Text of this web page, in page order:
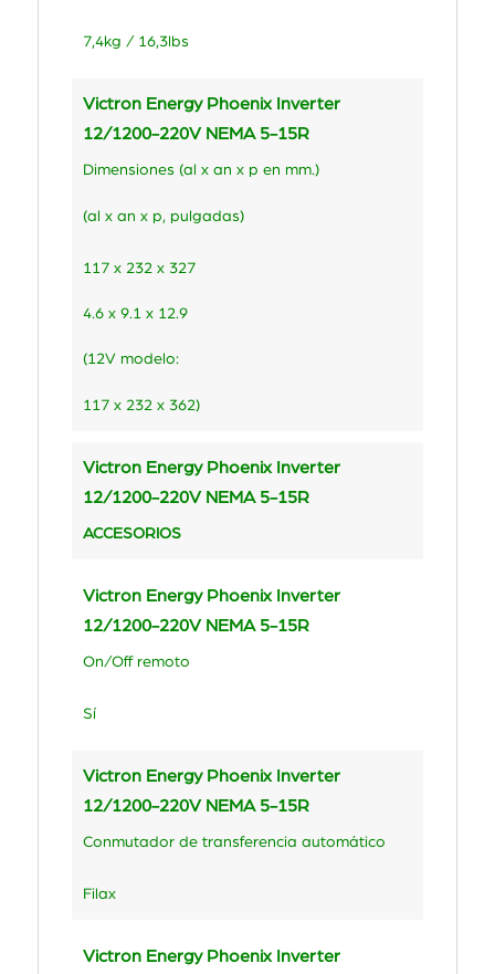
7,4kg / 16,3lbs
Victron Energy Phoenix Inverter
12/1200-220V NEMA 5-15R
Dimensiones (al x an x p en mm.)
(al x an x p, pulgadas)
117 x 232 x 327
4.6 x 9.1 x 12.9
(12V modelo:
117 x 232 x 362)
Victron Energy Phoenix Inverter
12/1200-220V NEMA 5-15R
ACCESORIOS
Victron Energy Phoenix Inverter
12/1200-220V NEMA 5-15R
On/Off remoto
Sí
Victron Energy Phoenix Inverter
12/1200-220V NEMA 5-15R
Conmutador de transferencia automático
Filax
Victron Energy Phoenix Inverter